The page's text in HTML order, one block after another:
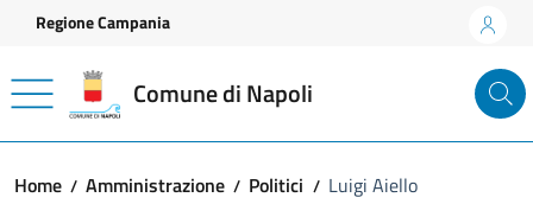
Vai ai contenuti
Vai al footer
Regione Campania
Comune di Napoli
Home Amministrazione Politici Luigi Aiello